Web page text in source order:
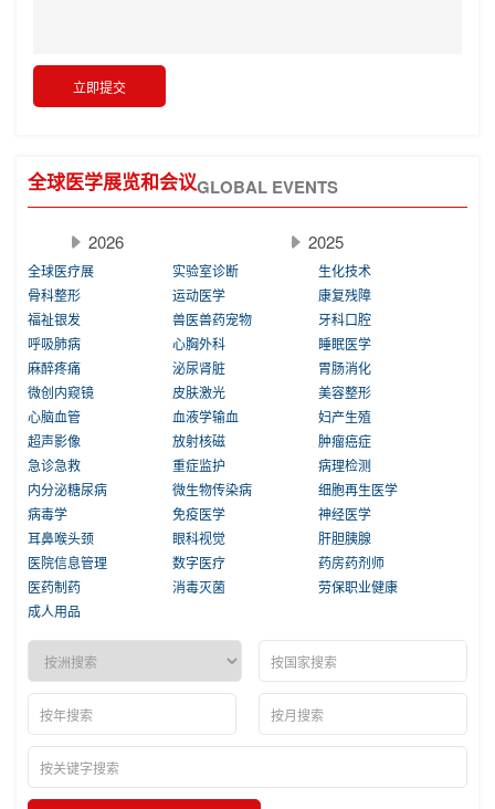
全球医学展览和会议GLOBAL EVENTS
2026 2025
全球医疗展 实验室诊断
生化技术
骨科整形
运动医学
康复残障
福祉银发
兽医兽药宠物
牙科口腔
呼吸肺病
心胸外科
睡眠医学
麻醉疼痛
泌尿肾脏
胃肠消化
微创内窥镜
皮肤激光
美容整形
心脑血管
血液学输血
妇产生殖
超声影像
放射核磁
肿瘤癌症
急诊急救
重症监护
病理检测
内分泌糖尿病
微生物传染病
细胞再生医学
病毒学
免疫医学
神经医学
耳鼻喉头颈
眼科视觉
肝胆胰腺
医院信息管理
数字医疗
药房药剂师
医药制药
消毒灭菌
劳保职业健康
成人用品